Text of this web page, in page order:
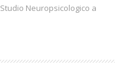
Studio Neuropsicologico a